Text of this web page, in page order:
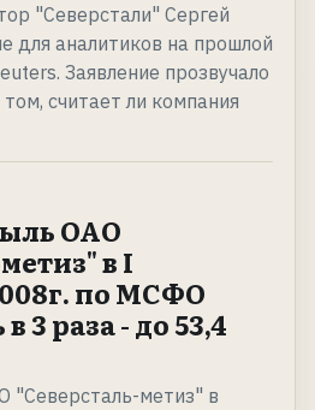
"Северстали" Сергей
для аналитиков на прошлой
Заявление прозвучало
считает ли компания
ОАО
в I
по МСФО
3 раза - до 53,4
"Северсталь-метиз" в